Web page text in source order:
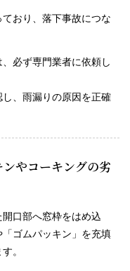
おり、落下事故につな
必ず専門業者に依頼し
、雨漏りの原因を正確
やコーキングの劣
口部へ窓枠をはめ込
ゴムパッキン」を充填
。